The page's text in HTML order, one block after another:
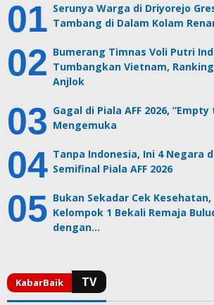
Serunya Warga di Driyorejo
Tambang di Dalam Kolam
Bumerang Timnas Voli Putri
Tumbangkan Vietnam,
Anjlok
Gagal di Piala AFF 2026,
Mengemuka
Tanpa Indonesia, Ini 4 Negara
Semifinal Piala AFF 2026
Bukan Sekadar Cek Kesehatan,
Kelompok 1 Bekali Remaja
dengan…